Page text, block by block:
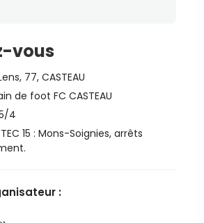
vous
77, CASTEAU
de foot FC CASTEAU
4
TEC 15 : Mons-Soignies, arrêts
: